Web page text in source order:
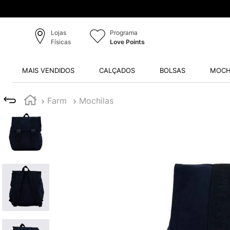
Lojas
Físicas
Programa
Love Points
MAIS VENDIDOS CALÇADOS BOLSAS
Farm Mochilas